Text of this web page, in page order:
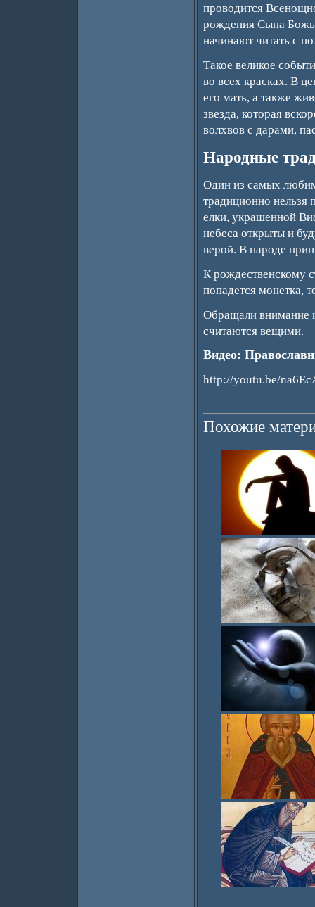
проводится
рождения Сына
начинают читать с
Такое великое
во всех красках. В
его мать, а также
звезда, которая
волхвов с дарами,
Народные
Один из самых
традиционно нельзя
елки, украшенной
небеса открыты и
верой. В народе
К рождественскому
попадется монетка,
Обращали внимание
считаются вещими.
Видео:
http://youtu.be/
Похожие